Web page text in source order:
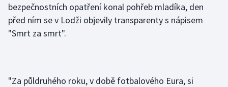
Lezení
Lyže a snowboard
Motorsport
bezpečnostních opatření konal pohřeb mladíka, den
před ním se v Lodži objevily transparenty s nápisem
"Smrt za smrt".
"Za půldruhého roku, v době fotbalového Eura, si